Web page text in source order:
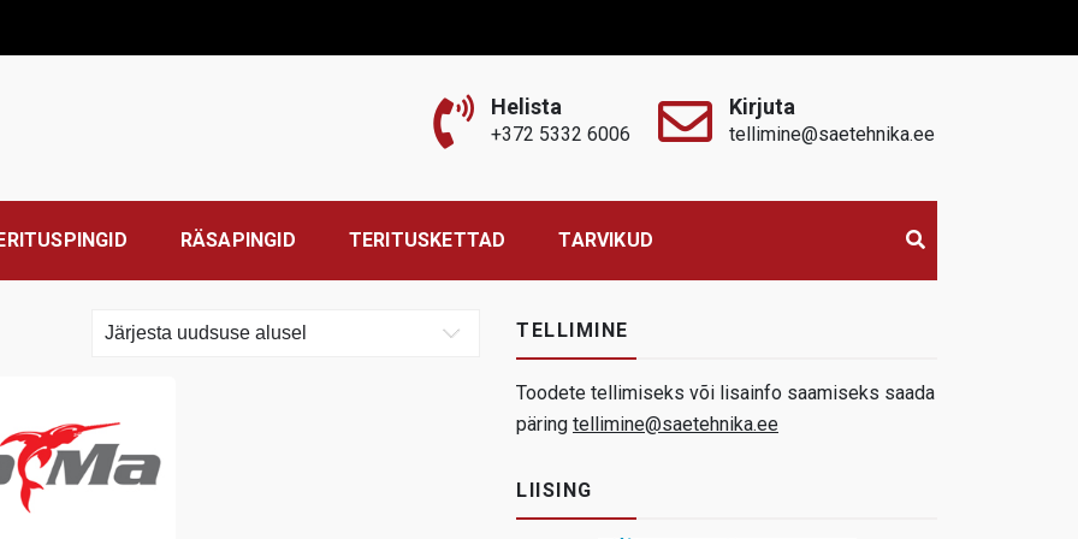
Helista
+372 5332 6006
Kirjuta
tellimine@saetehnika.ee
RÄSAPINGID TERITUSKETTAD TARVIKUD
TELLIMINE
Toodete tellimiseks või lisainfo saamiseks saada
päring tellimine@saetehnika.ee
LIISING